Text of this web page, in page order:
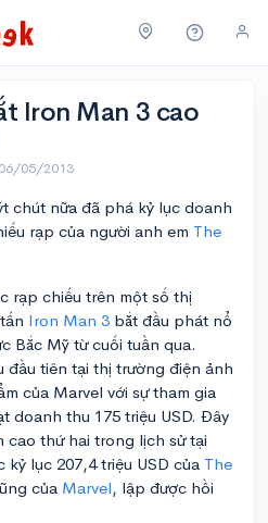
Iron Man 3 cao
05/2013
chút nữa đã phá kỷ lục doanh
rạp của người anh em The
rạp chiếu trên một số thị
Iron Man 3 bắt đầu phát nổ
Bắc Mỹ từ cuối tuần qua.
đầu tiên tại thị trường điện ảnh
của Marvel với sự tham gia
doanh thu 175 triệu USD. Đây
cao thứ hai trong lịch sử tại
kỷ lục 207,4 triệu USD của The
của Marvel, lập được hồi